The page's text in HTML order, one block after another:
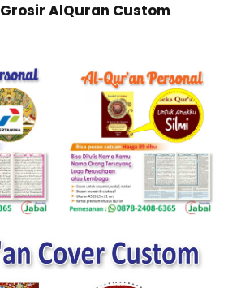
| Grosir AlQuran Custom